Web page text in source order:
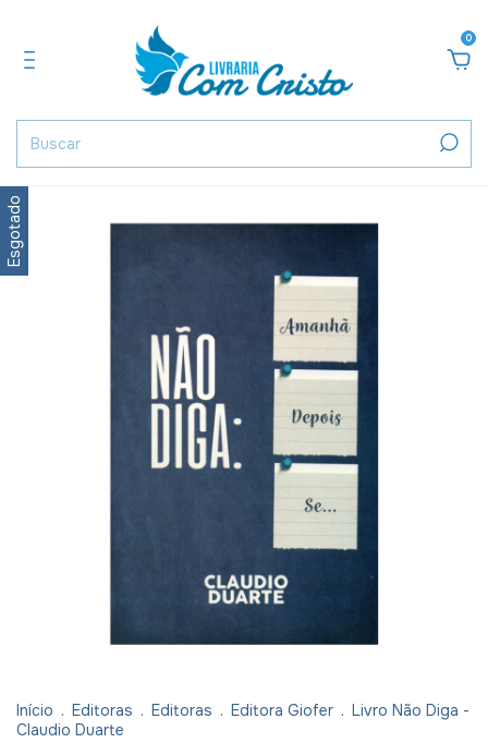
0
Esgotado
Início . Editoras . Editoras . Editora Giofer . Livro Não Diga -
Claudio Duarte